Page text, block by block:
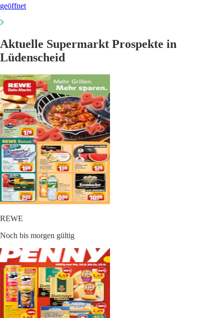
geöffnet
Aktuelle Supermarkt Prospekte in
Lüdenscheid
REWE
Noch bis morgen gültig